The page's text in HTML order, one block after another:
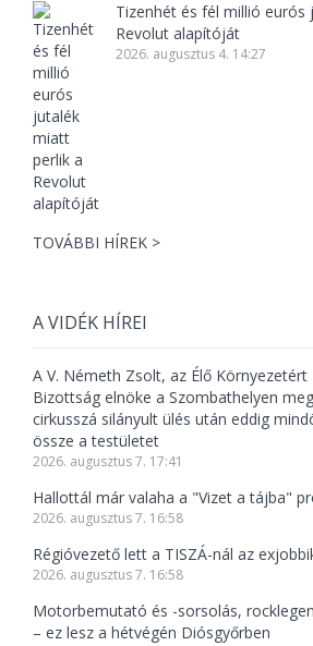
Tizenhét és fél millió eurós
Revolut alapítóját
2026. augusztus 4. 14:27
TOVÁBBI HÍREK >
A VIDÉK HÍREI
A V. Németh Zsolt, az Élő Környezetért
Bizottság elnöke a Szombathelyen
cirkusszá silányult ülés után eddig
össze a testületet
2026. augusztus 7. 17:41
Hallottál már valaha a "Vizet a tájba"
2026. augusztus 7. 16:58
Régióvezető lett a TISZÁ-nál az
2026. augusztus 7. 16:58
Motorbemutató és -sorsolás,
– ez lesz a hétvégén Diósgyőrben